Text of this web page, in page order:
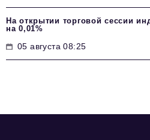
На открытии торговой сессии
на 0,01%
05 августа 08:25